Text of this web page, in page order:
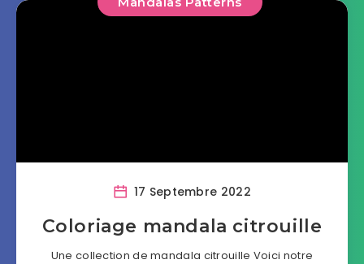
17 Septembre 2022
Coloriage mandala citrouille
Une collection de mandala citrouille Voici notre